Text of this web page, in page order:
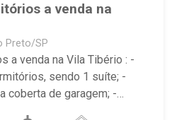
a venda na
Preto/SP
a venda na Vila Tibério : -
sendo 1 suíte; -
coberta de garagem; -